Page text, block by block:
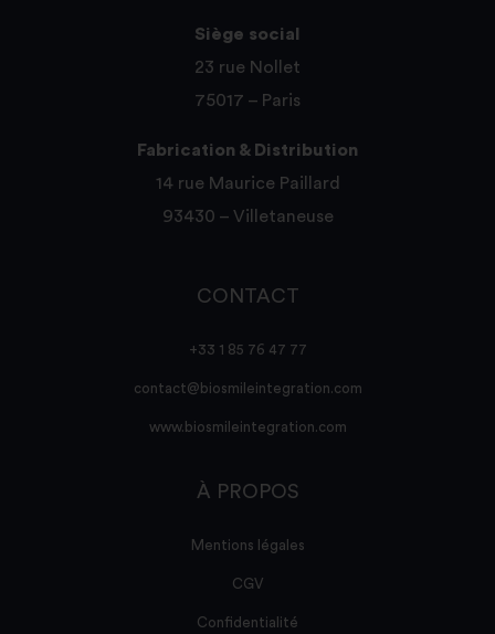
Siège social
23 rue Nollet
75017 – Paris
Fabrication & Distribution
14 rue Maurice Paillard
93430 – Villetaneuse
CONTACT
+33 1 85 76 47 77
contact@biosmileintegration.com
www.biosmileintegration.com
À PROPOS
Mentions légales
CGV
Confidentialité